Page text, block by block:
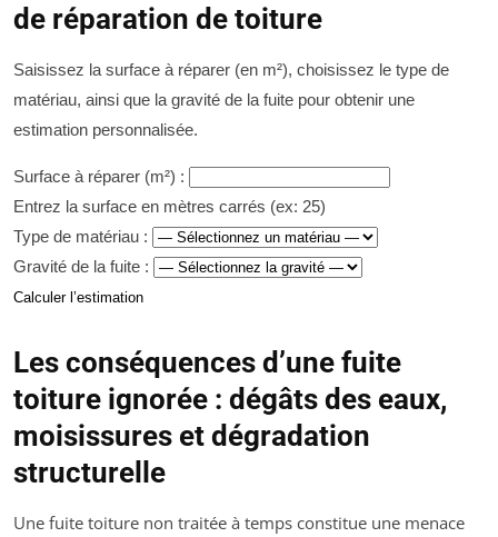
de réparation de toiture
Saisissez la surface à réparer (en m²), choisissez le type de
matériau, ainsi que la gravité de la fuite pour obtenir une
estimation personnalisée.
Surface à réparer (m²) :
Entrez la surface en mètres carrés (ex: 25)
Type de matériau :
Gravité de la fuite :
Calculer l’estimation
Les conséquences d’une fuite
toiture ignorée : dégâts des eaux,
moisissures et dégradation
structurelle
Une fuite toiture non traitée à temps constitue une menace